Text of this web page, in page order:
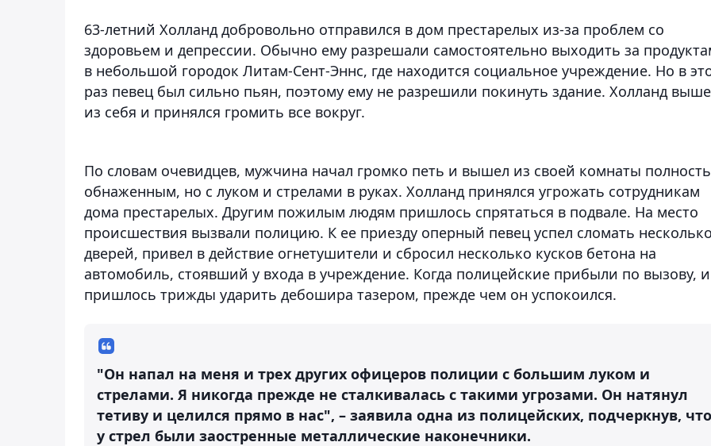
63-летний Холланд добровольно отправился в дом престарелых из-за проблем со
здоровьем и депрессии. Обычно ему разрешали самостоятельно выходить за
в небольшой городок Литам-Сент-Эннс, где находится социальное учреждение. Но в
раз певец был сильно пьян, поэтому ему не разрешили покинуть здание. Холланд
из себя и принялся громить все вокруг.
По словам очевидцев, мужчина начал громко петь и вышел из своей комнаты
обнаженным, но с луком и стрелами в руках. Холланд принялся угрожать сотрудникам
дома престарелых. Другим пожилым людям пришлось спрятаться в подвале. На место
происшествия вызвали полицию. К ее приезду оперный певец успел сломать несколько
дверей, привел в действие огнетушители и сбросил несколько кусков бетона на
автомобиль, стоявший у входа в учреждение. Когда полицейские прибыли по вызову,
пришлось трижды ударить дебошира тазером, прежде чем он успокоился.
"Он напал на меня и трех других офицеров полиции с большим луком и
стрелами. Я никогда прежде не сталкивалась с такими угрозами. Он натянул
тетиву и целился прямо в нас", – заявила одна из полицейских, подчеркнув, что
у стрел были заостренные металлические наконечники.